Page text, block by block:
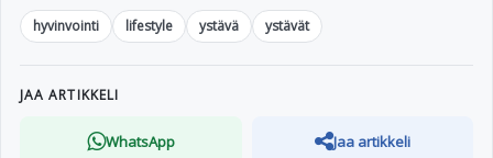
hyvinvointi
lifestyle ystävä ystävät
JAA ARTIKKELI
WhatsApp Jaa artikkeli